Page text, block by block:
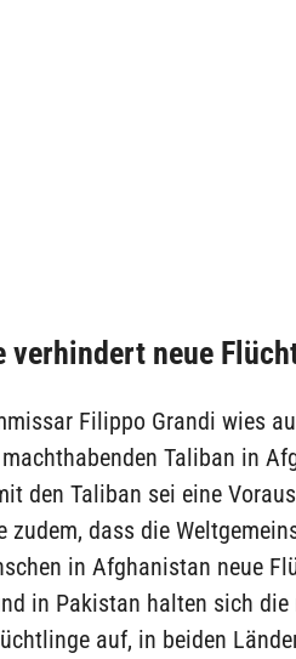
verhindert neue
Filippo Grandi wies
Taliban in
den Taliban sei eine
zudem, dass die
in Afghanistan neue
in Pakistan halten sich
auf, in beiden